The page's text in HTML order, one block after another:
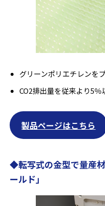
グリーンポリエチレンを
CO2排出量を従来より5％
製品ページはこちら
◆転写式の金型で量産
ールド」